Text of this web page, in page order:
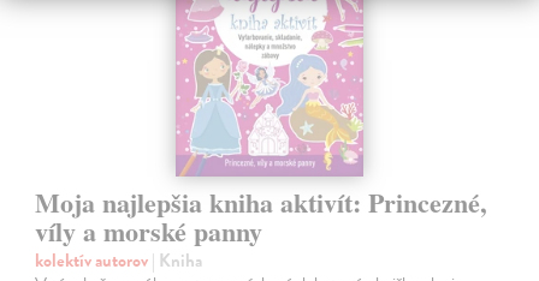
Moja najlepšia kniha aktivít: Princezné,
víly a morské panny
kolektív autorov| Kniha